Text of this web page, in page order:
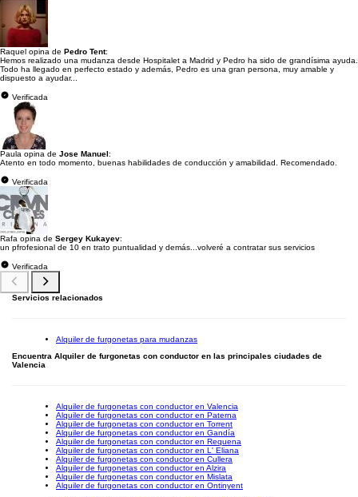
Raquel opina de Pedro Tent:
Hemos realizado una mudanza desde Hospitalet a Madrid y Pedro ha sido de grandísima ayuda.
Todo ha llegado en perfecto estado y además, Pedro es una gran persona, muy amable y
dispuesto a ayudar...
Verificada
Paula opina de Jose Manuel:
Atento en todo momento, buenas habilidades de conducción y amabilidad. Recomendado.
Verificada
Rafa opina de Sergey Kukayev:
un pfrofesional de 10 en trato puntualidad y demás...volveré a contratar sus servicios
Verificada
Servicios relacionados
Alquiler de furgonetas para mudanzas
Encuentra Alquiler de furgonetas con conductor en las principales ciudades de
Valencia
Alquiler de furgonetas con conductor en Valencia
Alquiler de furgonetas con conductor en Paterna
Alquiler de furgonetas con conductor en Torrent
Alquiler de furgonetas con conductor en Gandía
Alquiler de furgonetas con conductor en Requena
Alquiler de furgonetas con conductor en L' Eliana
Alquiler de furgonetas con conductor en Cullera
Alquiler de furgonetas con conductor en Alzira
Alquiler de furgonetas con conductor en Mislata
Alquiler de furgonetas con conductor en Ontinyent